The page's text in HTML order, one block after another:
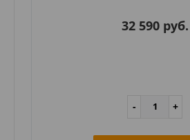
32 590 руб.